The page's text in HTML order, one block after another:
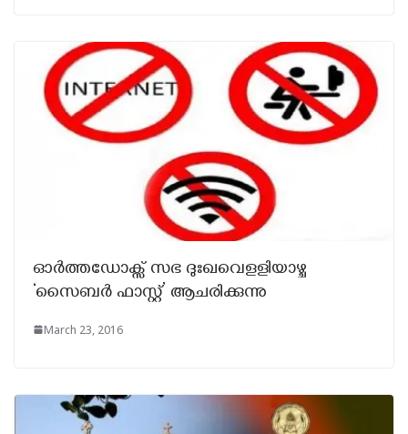
ഓർത്തഡോക്സ്‌ സഭ ദുഃഖവെളളിയാഴ്ച
‘സൈബർ ഫാസ്റ്റ്’ ആചരിക്കുന്നു
March 23, 2016